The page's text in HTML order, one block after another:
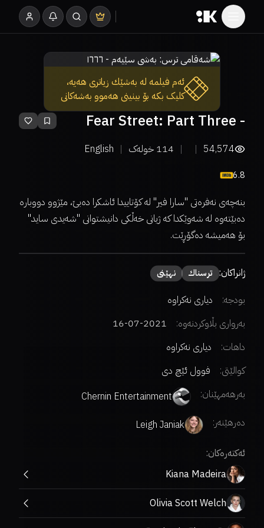
ئەم فیلمە لە بەشێك زیاتری هەیە،
کلیک بکە بۆ بینینی هەموو بەشەکانی
Fear Street: Part Three -
1666
54,574
114 خولەک English
6.8
بنەچەی نەفرەتی "سارا فیر" لە کۆتاییدا ئاشکرا دەبێ، مێژوو دووباره
دەبێتەوه لە شەوێکدا کە ژیانی خەڵکی دانیشتوانی "شەیدی ساید"
بۆ هەمیشە دەگۆڕێت.
ژانراکان: ترسناك نهێنی
بودجە:
دیاری نەکراوە
بەرواری بڵاوکردنەوە:
2021-07-16
داهات:
دیاری نەکراوە
کوالێتی:
فوول ئێچ دی
بەرهەمهێنان:
Chernin Entertainment
دەرهێنەر:
Leigh Janiak
ئەکتەرەکان:
Kiana Madeira
Olivia Scott Welch